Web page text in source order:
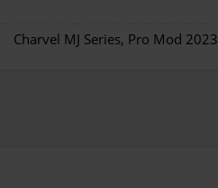
Charvel MJ Series, Pro Mod 2023